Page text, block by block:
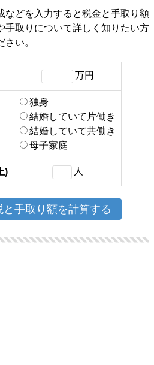
などを入力すると税金と手取り額
手取りについて詳しく知りたい方
い。
万円
独身
結婚していて片働き
結婚していて共働き
母子家庭
) 人